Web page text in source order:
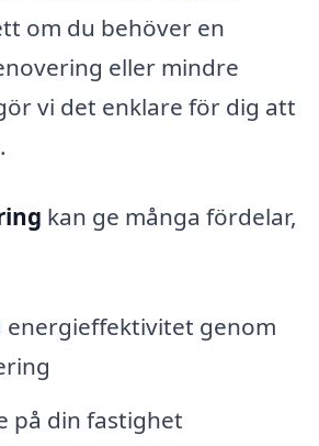
om du behöver en
eller mindre
vi det enklare för dig att
kan ge många fördelar,
energieffektivitet genom
på din fastighet